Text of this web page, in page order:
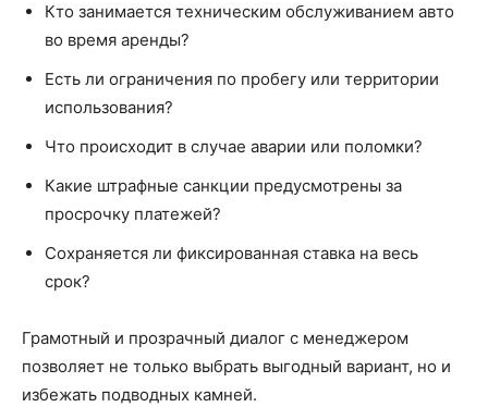
Кто занимается техническим обслуживанием авто
во время аренды?
Есть ли ограничения по пробегу или территории
использования?
Что происходит в случае аварии или поломки?
Какие штрафные санкции предусмотрены за
просрочку платежей?
Сохраняется ли фиксированная ставка на весь
срок?
Грамотный и прозрачный диалог с менеджером
позволяет не только выбрать выгодный вариант, но и
избежать подводных камней.